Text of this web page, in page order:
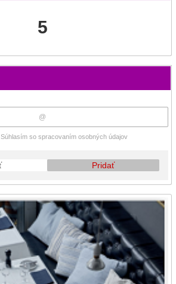
5
Súhlasím so spracovaním osobných údajov
Pridať